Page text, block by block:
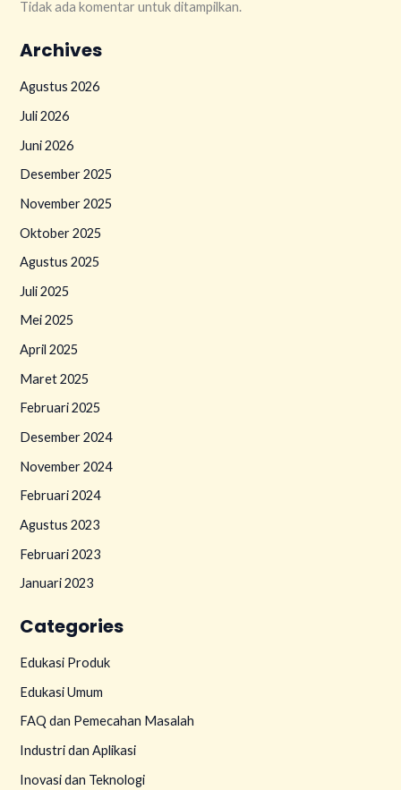
Tidak ada komentar untuk ditampilkan.
Archives
Agustus 2026
Juli 2026
Juni 2026
Desember 2025
November 2025
Oktober 2025
Agustus 2025
Juli 2025
Mei 2025
April 2025
Maret 2025
Februari 2025
Desember 2024
November 2024
Februari 2024
Agustus 2023
Februari 2023
Januari 2023
Categories
Edukasi Produk
Edukasi Umum
FAQ dan Pemecahan Masalah
Industri dan Aplikasi
Inovasi dan Teknologi